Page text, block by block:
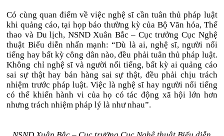
Có cùng quan điểm về việc nghệ sĩ cần tuân thủ pháp luật
khi quảng cáo, tại họp báo thường kỳ của Bộ Văn hóa, Thể
thao và Du lịch, NSND Xuân Bắc – Cục trưởng Cục Nghệ
thuật Biểu diễn nhấn mạnh: “Dù là ai, nghệ sĩ, người nổi
tiếng hay bất kỳ công dân nào, đều phải tuân thủ pháp luật.
Không chỉ nghệ sĩ và người nổi tiếng, bất kỳ ai quảng cáo
sai sự thật hay bán hàng sai sự thật, đều phải chịu trách
nhiệm trước pháp luật. Việc là nghệ sĩ hay người nổi tiếng
có thể khiến hành vi của họ có tác động xã hội lớn hơn
nhưng trách nhiệm pháp lý là như nhau”.